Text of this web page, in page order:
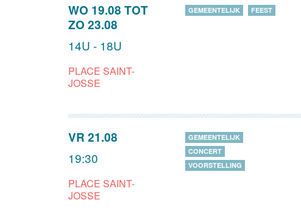
WO 19.08 TOT
ZO 23.08
14U - 18U
PLACE SAINT-
JOSSE
GEMEENTELIJK FEEST
VR 21.08
19:30
PLACE SAINT-
JOSSE
GEMEENTELIJK
CONCERT
VOORSTELLING